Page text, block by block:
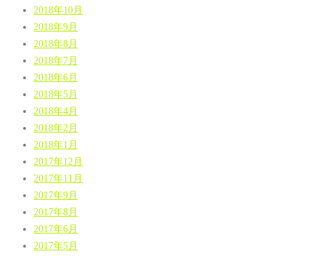
2018年10月
2018年9月
2018年8月
2018年7月
2018年6月
2018年5月
2018年4月
2018年2月
2018年1月
2017年12月
2017年11月
2017年9月
2017年8月
2017年6月
2017年5月